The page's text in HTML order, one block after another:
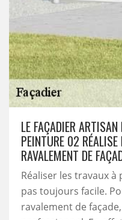
LE FAÇADIER ARTISAN
PEINTURE 02
RAVALEMENT DE
Réaliser les travaux à
pas toujours facile.
ravalement de